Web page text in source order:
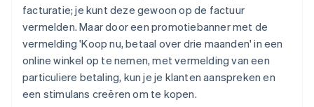
facturatie; je kunt deze gewoon op de factuur
vermelden. Maar door een promotiebanner met de
vermelding 'Koop nu, betaal over drie maanden' in een
online winkel op te nemen, met vermelding van een
particuliere betaling, kun je je klanten aanspreken en
een stimulans creëren om te kopen.